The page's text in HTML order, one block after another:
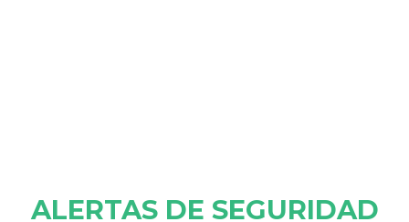
ALERTAS DE SEGURIDAD